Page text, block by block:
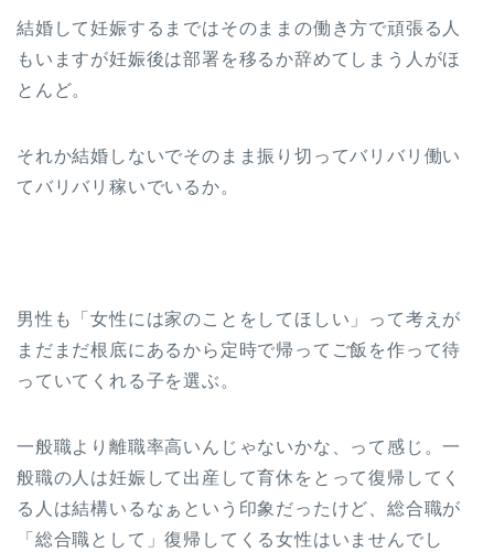
結婚して妊娠するまではそのままの働き方で頑張る人
もいますが妊娠後は部署を移るか辞めてしまう人がほ
とんど。
それか結婚しないでそのまま振り切ってバリバリ働い
てバリバリ稼いでいるか。
男性も「女性には家のことをしてほしい」って考えが
まだまだ根底にあるから定時で帰ってご飯を作って待
っていてくれる子を選ぶ。
一般職より離職率高いんじゃないかな、って感じ。一
般職の人は妊娠して出産して育休をとって復帰してく
る人は結構いるなぁという印象だったけど、総合職が
「総合職として」復帰してくる女性はいませんでし